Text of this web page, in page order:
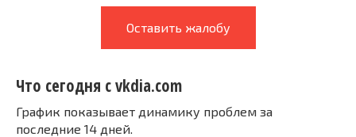
Оставить жалобу
Что сегодня с vkdia.com
График показывает динамику проблем за
последние 14 дней.